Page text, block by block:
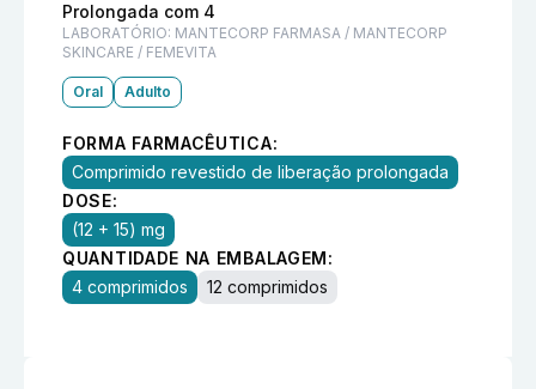
Prolongada com 4
LABORATÓRIO: MANTECORP FARMASA / MANTECORP
SKINCARE / FEMEVITA
Oral Adulto
FORMA FARMACÊUTICA:
Comprimido revestido de liberação prolongada
DOSE:
(12 + 15) mg
QUANTIDADE NA EMBALAGEM:
4 comprimidos
12 comprimidos